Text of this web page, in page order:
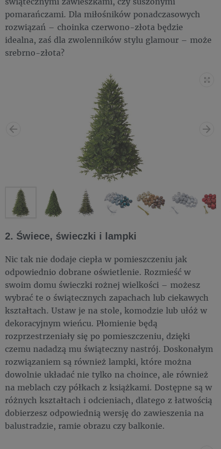
pomarańczami. Dla miłośników ponadczasowych
rozwiązań – choinka czerwono-złota będzie
idealna, zaś dla zwolenników stylu glamour – może
srebrno-złota?
2. Świece, świeczki i lampki
Nic tak nie dodaje ciepła w pomieszczeniu jak
odpowiednio dobrane oświetlenie. Rozmieść w
swoim domu świeczki rożnej wielkości – możesz
wybrać te o świątecznych zapachach lub ciekawych
kształtach. Ustaw je na stole, komodzie lub ułóż w
dekoracyjnym wieńcu. Płomienie będą
rozprzestrzeniały się po pomieszczeniu, dzięki
czemu nadadzą mu świąteczny nastrój. Doskonałym
rozwiązaniem są również lampki, które można
dowolnie układać nie tylko na choince, ale również
na meblach czy półkach z książkami. Dostępne są w
różnych kształtach i odcieniach, dlatego z łatwością
dobierzesz odpowiednią wersję do zawieszenia na
balustradzie, ramie obrazu czy balkonie.